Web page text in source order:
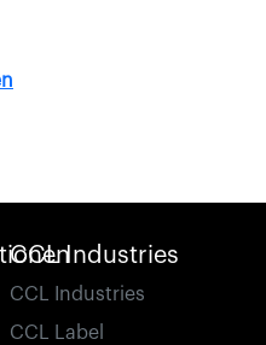
CCL Industries
CCL Industries
CCL Label